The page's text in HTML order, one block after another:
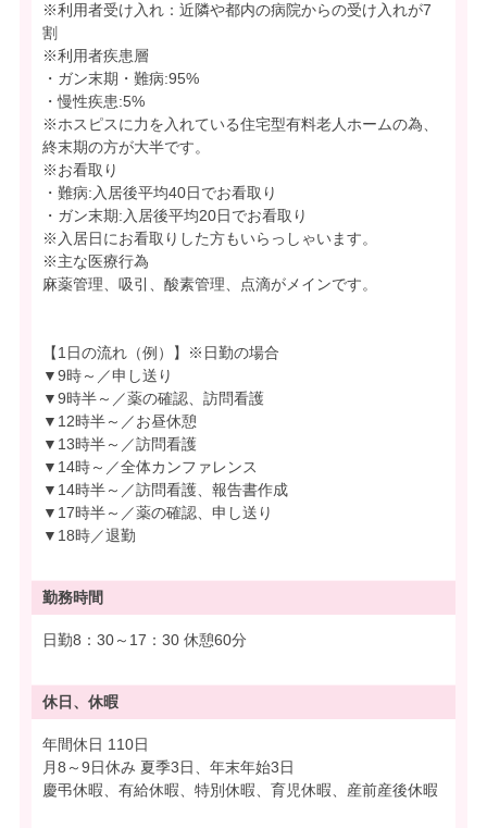
※利用者受け入れ：近隣や都内の病院からの受け入れが7
割
※利用者疾患層
・ガン末期・難病:95%
・慢性疾患:5%
※ホスピスに力を入れている住宅型有料老人ホームの為、
終末期の方が大半です。
※お看取り
・難病:入居後平均40日でお看取り
・ガン末期:入居後平均20日でお看取り
※入居日にお看取りした方もいらっしゃいます。
※主な医療行為
麻薬管理、吸引、酸素管理、点滴がメインです。
【1日の流れ（例）】※日勤の場合
▼9時～／申し送り
▼9時半～／薬の確認、訪問看護
▼12時半～／お昼休憩
▼13時半～／訪問看護
▼14時～／全体カンファレンス
▼14時半～／訪問看護、報告書作成
▼17時半～／薬の確認、申し送り
▼18時／退勤
勤務時間
日勤8：30～17：30 休憩60分
休日、休暇
年間休日 110日
月8～9日休み 夏季3日、年末年始3日
慶弔休暇、有給休暇、特別休暇、育児休暇、産前産後休暇